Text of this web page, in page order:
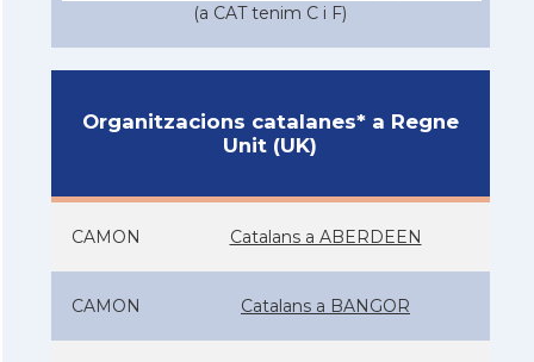
(a CAT tenim C i F)
Organitzacions catalanes* a Regne
Unit (UK)
CAMON Catalans a ABERDEEN
CAMON Catalans a BANGOR